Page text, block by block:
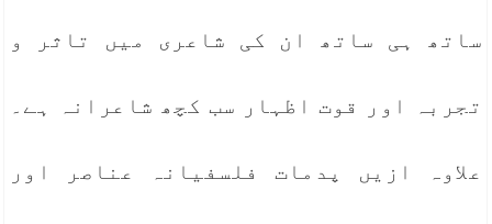
ساتھ ہی ساتھ ان کی شاعری میں تاثر و
تجربہ اور قوت اظہار سب کچھ شاعرانہ ہے۔
علاوہ ازیں پدمات فلسفیانہ عناصر اور